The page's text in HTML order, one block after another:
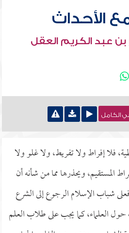
الأحداث
عبد الكريم العقل
الكامل
فلا إفراط ولا تفريط، ولا غلو ولا
المستقيم، ويحذرها مما من شأنه أن
شباب الإسلام الرجوع إلى الشرع
حول العلماء، كما يجب على طلاب العلم